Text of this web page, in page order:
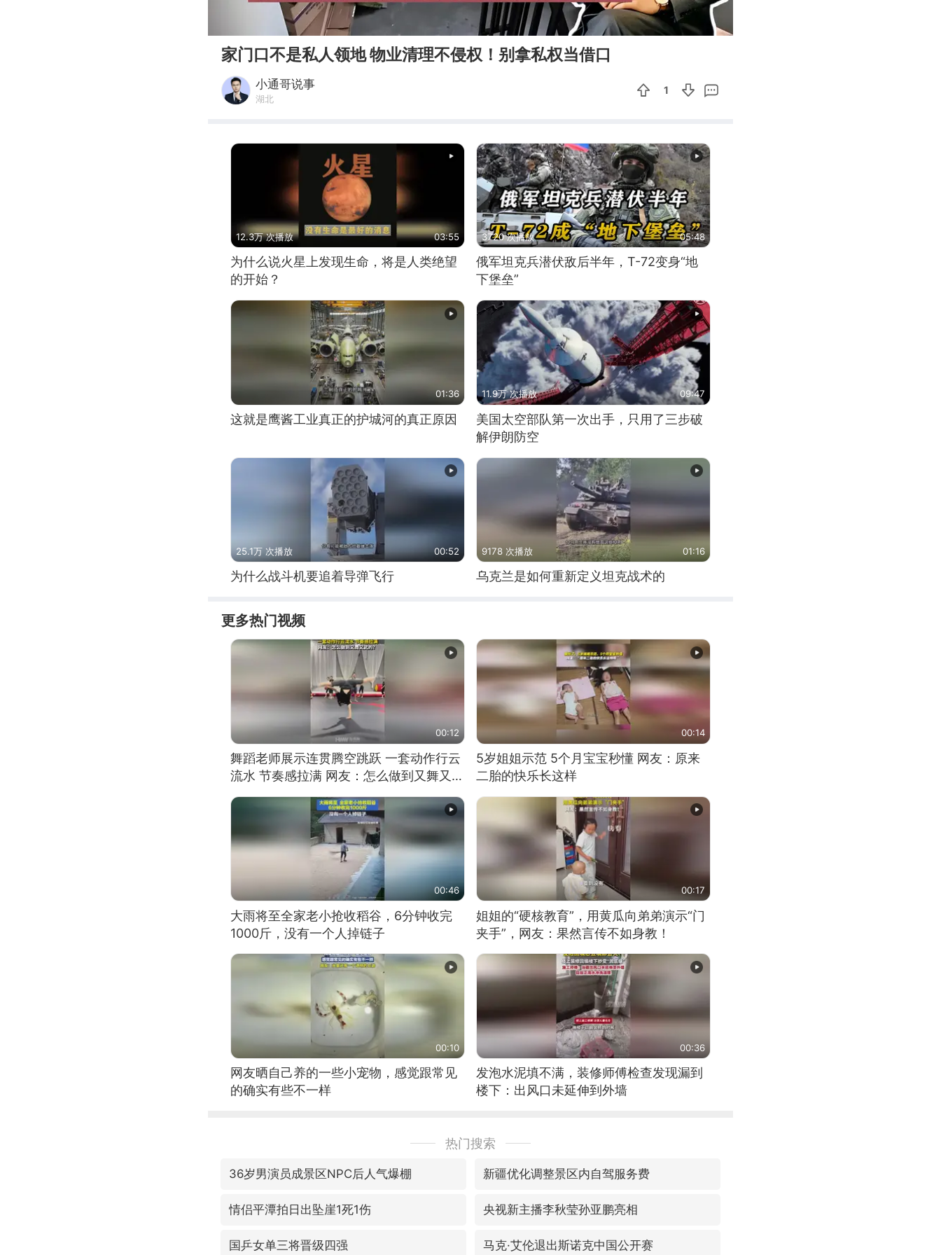
01:13
家门口不是私人领地 物业清理不侵权！别拿私权当借口
小通哥说事
湖北
1
12.3万 次播放 03:55
为什么说火星上发现生命，将是人类绝望
的开始？
3720 次播放 05:48
俄军坦克兵潜伏敌后半年，T-72变身“地
下堡垒”
01:36
这就是鹰酱工业真正的护城河的真正原因
11.9万 次播放 09:47
美国太空部队第一次出手，只用了三步破
解伊朗防空
25.1万 次播放 00:52
为什么战斗机要追着导弹飞行
9178 次播放 01:16
乌克兰是如何重新定义坦克战术的
更多热门视频
00:12
舞蹈老师展示连贯腾空跳跃 一套动作行云
流水 节奏感拉满 网友：怎么做到又舞又武
00:14
5岁姐姐示范 5个月宝宝秒懂 网友：原来
二胎的快乐长这样
00:46
大雨将至全家老小抢收稻谷，6分钟收完
1000斤，没有一个人掉链子
00:17
姐姐的“硬核教育”，用黄瓜向弟弟演示“门
夹手”，网友：果然言传不如身教！
00:10
网友晒自己养的一些小宠物，感觉跟常见
的确实有些不一样
00:36
发泡水泥填不满，装修师傅检查发现漏到
楼下：出风口未延伸到外墙
热门搜索
36岁男演员成景区NPC后人气爆棚 新疆优化调整景区内自驾服务费
情侣平潭拍日出坠崖1死1伤 央视新主播李秋莹孙亚鹏亮相
国乒女单三将晋级四强 马克·艾伦退出斯诺克中国公开赛